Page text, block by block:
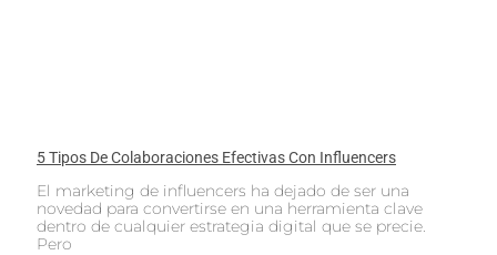
5 Tipos De Colaboraciones Efectivas Con Influencers
El marketing de influencers ha dejado de ser una
novedad para convertirse en una herramienta clave
dentro de cualquier estrategia digital que se precie.
Pero